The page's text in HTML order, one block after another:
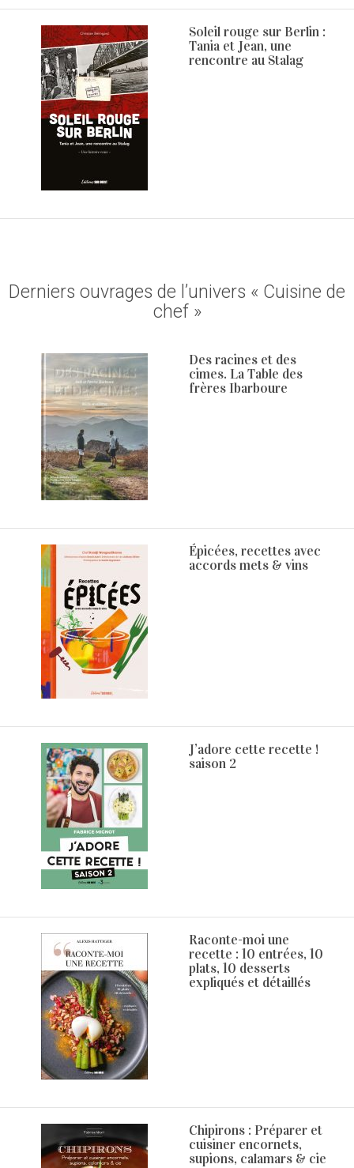
Soleil rouge sur Berlin :
Tania et Jean, une
rencontre au Stalag
Derniers ouvrages de l’univers « Cuisine de
chef »
Des racines et des
cimes. La Table des
frères Ibarboure
Épicées, recettes avec
accords mets & vins
J’adore cette recette !
saison 2
Raconte-moi une
recette : 10 entrées, 10
plats, 10 desserts
expliqués et détaillés
Chipirons : Préparer et
cuisiner encornets,
supions, calamars & cie